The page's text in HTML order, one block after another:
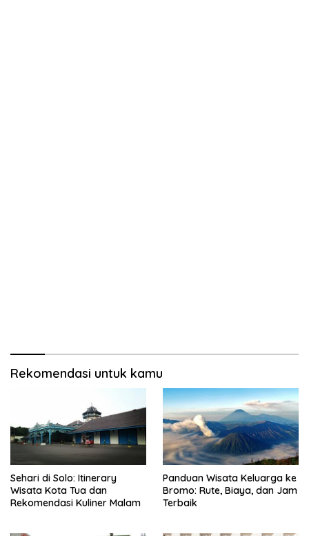
Rekomendasi untuk kamu
Sehari di Solo: Itinerary
Wisata Kota Tua dan
Rekomendasi Kuliner Malam
Panduan Wisata Keluarga ke
Bromo: Rute, Biaya, dan Jam
Terbaik